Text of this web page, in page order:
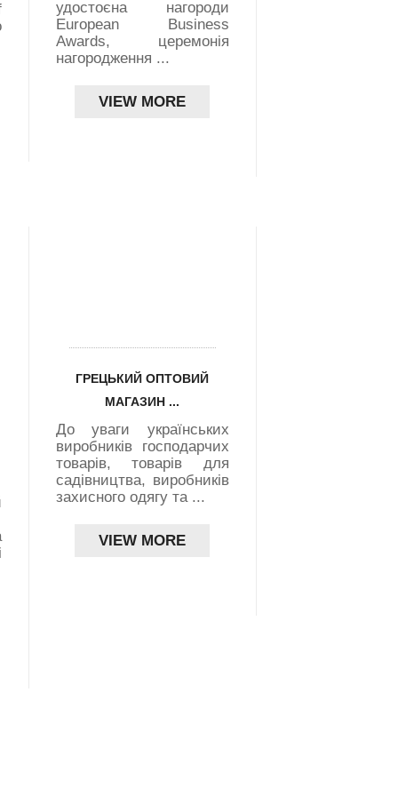
удостоєна нагороди
European Business
Awards, церемонія
нагородження ...
VIEW MORE
ГРЕЦЬКИЙ ОПТОВИЙ
МАГАЗИН ...
До уваги українських
виробників господарчих
товарів, товарів для
садівництва, виробників
захисного одягу та ...
VIEW MORE